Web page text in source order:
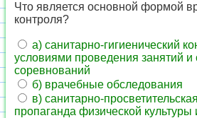
Что является основной формой
контроля?
а) санитарно-гигиенический
условиями проведения занятий и
соревнований
б) врачебные обследования
в) санитарно-
пропаганда физической культуры